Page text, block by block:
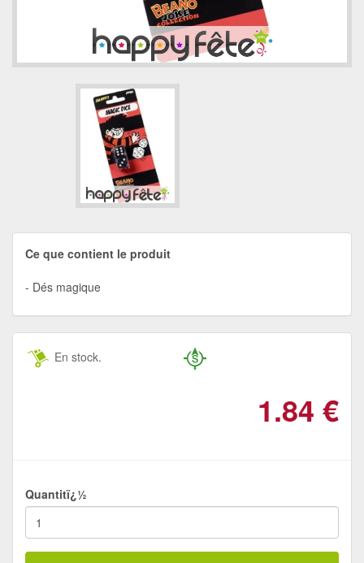
Ce que contient le produit
Dés magique
En stock.
1.84 €
Quantitï¿½